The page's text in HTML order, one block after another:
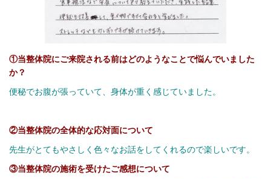
①当整体院にご来院される前はどのようなことで悩んでいました
か？
便秘でお腹が張っていて、身体が重く感じていました。
②当整体院の全体的な応対面について
先生がとてもやさしく色々なお話をしてくれるので楽しいです。
③当整体院の施術を受けたご感想について